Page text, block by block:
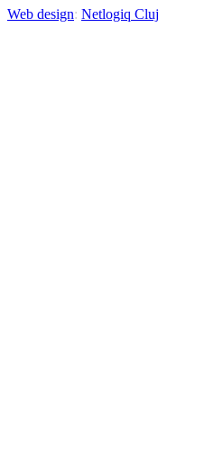
Web design: Netlogiq Cluj